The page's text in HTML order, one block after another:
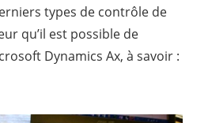
types de contrôle de
qu’il est possible de
Dynamics Ax, à savoir :